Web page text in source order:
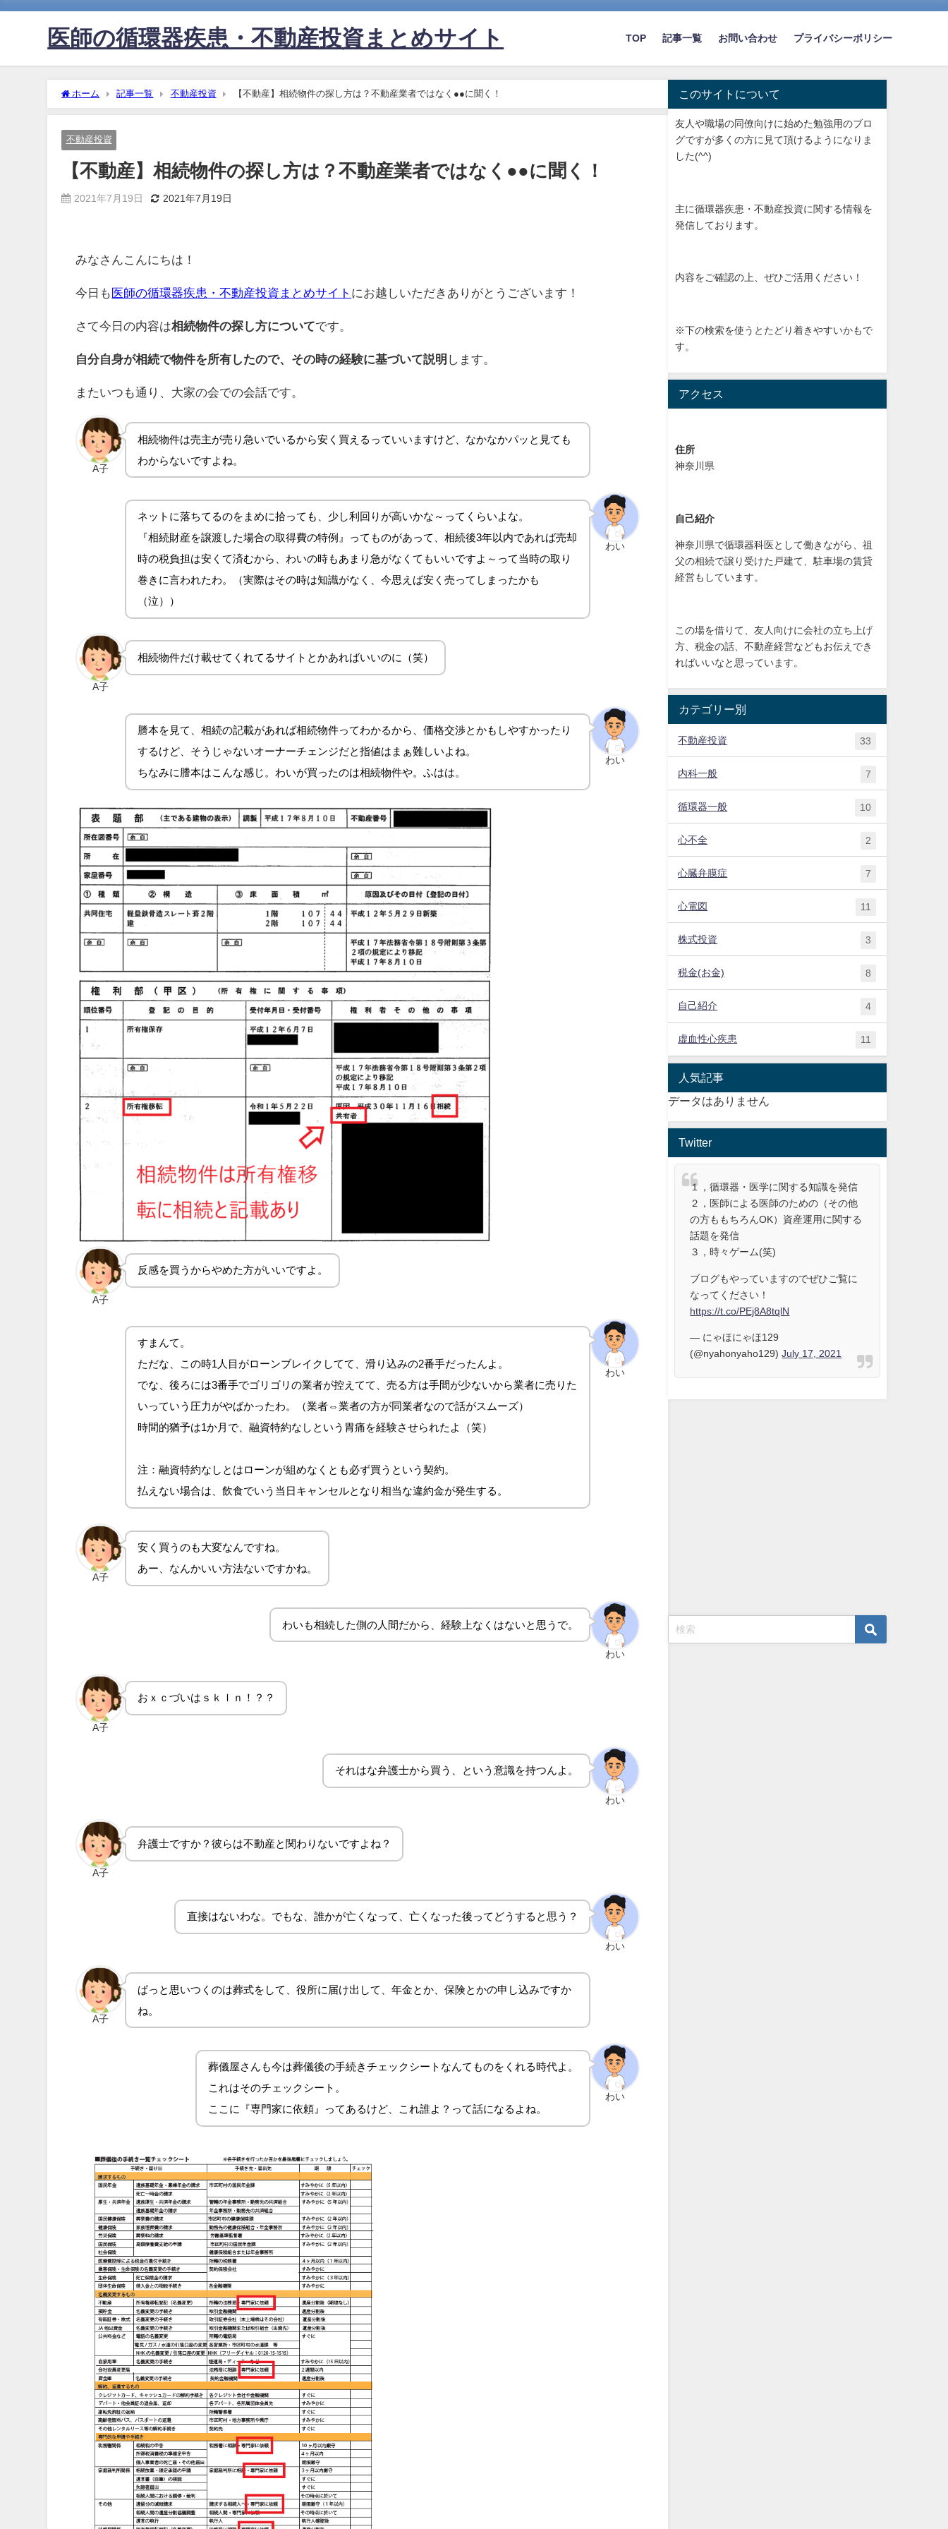
医師の循環器疾患・不動産投資まとめサイト TOP 記事一覧 お問い合わせ プライバシーポリシー
ホーム 記事一覧 不動産投資 【不動産】相続物件の探し方は？不動産業者ではなく●●に聞く！
不動産投資
【不動産】相続物件の探し方は？不動産業者ではなく●●に聞く！
2021年7月19日 2021年7月19日
みなさんこんにちは！
今日も 医師の循環器疾患・不動産投資まとめサイト にお越しいただきありがとうございます！
さて今日の内容は相続物件の探し方についてです。
自分自身が相続で物件を所有したので、その時の経験に基づいて説明 します。
またいつも通り、大家の会での会話です。
A子
相続物件は売主が売り急いでいるから安く買えるっていいますけど、なかなかパッと見ても
わからないですよね。
わい
ネットに落ちてるのをまめに拾っても、少し利回りが高いかな～ってくらいよな。
『相続財産を譲渡した場合の取得費の特例』ってものがあって、相続後3年以内であれば売却
時の税負担は安くて済むから、わいの時もあまり急がなくてもいいですよ～って当時の取り
巻きに言われたわ。（実際はその時は知識がなく、今思えば安く売ってしまったかも
（泣））
A子
相続物件だけ載せてくれてるサイトとかあればいいのに（笑）
わい
謄本を見て、相続の記載があれば相続物件ってわかるから、価格交渉とかもしやすかったり
するけど、そうじゃないオーナーチェンジだと指値はまぁ難しいよね。
ちなみに謄本はこんな感じ。わいが買ったのは相続物件や。ふはは。
A子
反感を買うからやめた方がいいですよ。
わい
すまんて。
ただな、この時1人目がローンブレイクしてて、滑り込みの2番手だったんよ。
でな、後ろには3番手でゴリゴリの業者が控えてて、売る方は手間が少ないから業者に売りた
いっていう圧力がやばかったわ。（業者⇔業者の方が同業者なので話がスムーズ）
時間的猶予は1か月で、融資特約なしという胃痛を経験させられたよ（笑）
注：融資特約なしとはローンが組めなくとも必ず買うという契約。
払えない場合は、飲食でいう当日キャンセルとなり相当な違約金が発生する。
A子
安く買うのも大変なんですね。
あー、なんかいい方法ないですかね。
わい
わいも相続した側の人間だから、経験上なくはないと思うで。
A子
おｘｃづいはｓｋｌｎ！？？
わい
それはな弁護士から買う、という意識を持つんよ。
A子
弁護士ですか？彼らは不動産と関わりないですよね？
わい
直接はないわな。でもな、誰かが亡くなって、亡くなった後ってどうすると思う？
A子
ぱっと思いつくのは葬式をして、役所に届け出して、年金とか、保険とかの申し込みですか
ね。
わい
葬儀屋さんも今は葬儀後の手続きチェックシートなんてものをくれる時代よ。
これはそのチェックシート。
ここに『専門家に依頼』ってあるけど、これ誰よ？って話になるよね。
このサイトについて
友人や職場の同僚向けに始めた勉強用のブロ
グですが多くの方に見て頂けるようになりま
した(^^)
主に循環器疾患・不動産投資に関する情報を
発信しております。
内容をご確認の上、ぜひご活用ください！
※下の検索を使うとたどり着きやすいかもで
す。
アクセス
住所
神奈川県
自己紹介
神奈川県で循環器科医として働きながら、祖
父の相続で譲り受けた戸建て、駐車場の賃貸
経営もしています。
この場を借りて、友人向けに会社の立ち上げ
方、税金の話、不動産経営などもお伝えでき
ればいいなと思っています。
カテゴリー別
不動産投資 33
内科一般 7
循環器一般 10
心不全 2
心臓弁膜症 7
心電図 11
株式投資 3
税金(お金) 8
自己紹介 4
虚血性心疾患 11
人気記事
データはありません
Twitter
１，循環器・医学に関する知識を発信
２，医師による医師のための（その他
の方ももちろんOK）資産運用に関する
話題を発信
３，時々ゲーム(笑)
ブログもやっていますのでぜひご覧に
なってください！
https://t.co/PEj8A8tqlN
— にゃほにゃほ129
(@nyahonyaho129)July 17, 2021